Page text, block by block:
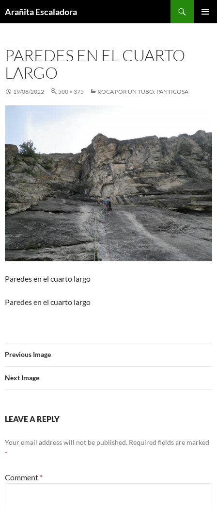
toArañita Escaladora
PAREDES EN EL CUARTO
LARGO
19/08/2022 500 × 375 ROCA POR UN TUBO. PANTICOSA
Paredes en el cuarto largo
Paredes en el cuarto largo
Previous Image
Next Image
LEAVE A REPLY
Your email address will not be published. Required fields are marked
*
Comment *